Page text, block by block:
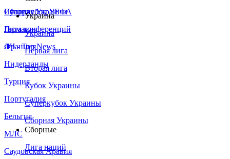
Сборная Украины
Италия
Германия
Франция
Нидерланды
Турция
Португалия
Бельгия
МЛС
Саудовская Аравия
Суперкубок УЕФА
Лига конференций
ЛЧ - Top News
Украина
Украина
Первая лига
Вторая лига
Кубок Украины
Суперкубок Украины
Сборная Украины
Сборные
Лига наций